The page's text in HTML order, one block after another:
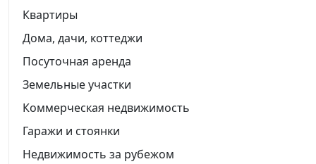
Квартиры
Дома, дачи, коттеджи
Посуточная аренда
Земельные участки
Коммерческая недвижимость
Гаражи и стоянки
Недвижимость за рубежом